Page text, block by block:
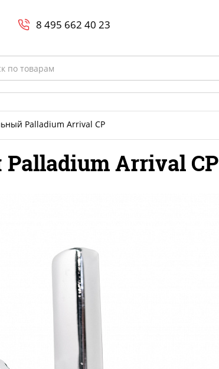
8 800-700-23-35
8 495 662 40 23
Palladium Arrival CP
Arrival CP